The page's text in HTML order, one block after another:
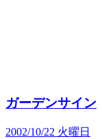
ガーデンサイン
2002/10/22 火曜日